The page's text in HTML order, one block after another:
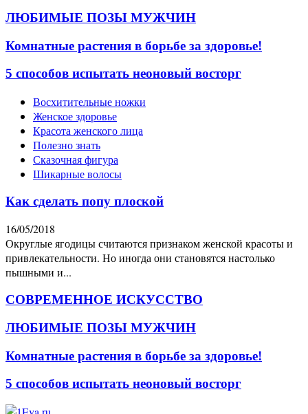
ЛЮБИМЫЕ ПОЗЫ МУЖЧИН
Комнатные растения в борьбе за здоровье!
5 способов испытать неоновый восторг
Восхитительные ножки
Женское здоровье
Красота женского лица
Полезно знать
Сказочная фигура
Шикарные волосы
Как сделать попу плоской
16/05/2018
Округлые ягодицы считаются признаком женской красоты и
привлекательности. Но иногда они становятся настолько
пышными и...
СОВРЕМЕННОЕ ИСКУССТВО
ЛЮБИМЫЕ ПОЗЫ МУЖЧИН
Комнатные растения в борьбе за здоровье!
5 способов испытать неоновый восторг